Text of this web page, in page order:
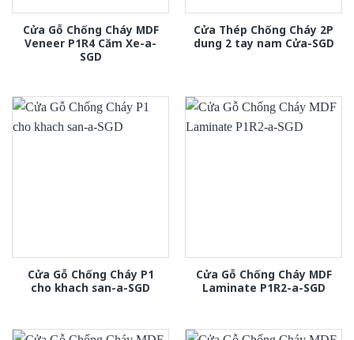
Cửa Gỗ Chống Cháy MDF
Veneer P1R4 Căm Xe-a-
SGD
Cửa Thép Chống Cháy 2P
dung 2 tay nam Cửa-SGD
Cửa Gỗ Chống Cháy P1
cho khach san-a-SGD
Cửa Gỗ Chống Cháy MDF
Laminate P1R2-a-SGD